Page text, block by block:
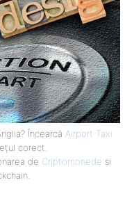
Încearcă Airport Taxi
corect.
de Criptomonede si